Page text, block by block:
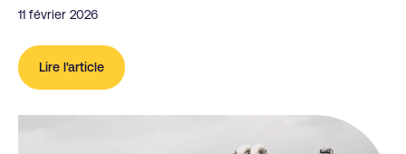
11 février 2026
Lire l'article